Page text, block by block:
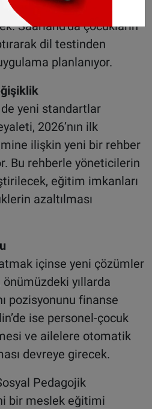
pilot projelerle
Saarland’da çocukların
dil testinden
planlanıyor.
yeni standartlar
2026’nın ilk
ilişkin yeni bir rehber
Bu rehberle yöneticilerin
eğitim imkanları
azaltılması
içinse yeni çözümler
yıllarda
pozisyonunu finanse
ise personel-çocuk
ve ailelere otomatik
devreye girecek.
Pedagojik
bir meslek eğitimi